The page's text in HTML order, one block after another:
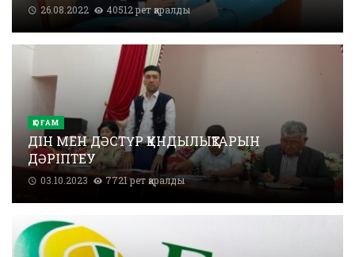
26.08.2022 40512 рет қаралды
ҚОҒАМ
ДІН МЕН ДӘСТҮР ҚҰНДЫЛЫҚТАРЫН
ДӘРІПТЕУ
03.10.2023 7721 рет қаралды